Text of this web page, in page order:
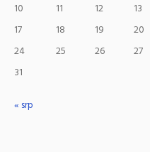
10
11 12 13
17
18 19 20
24
25 26 27
31
« srp